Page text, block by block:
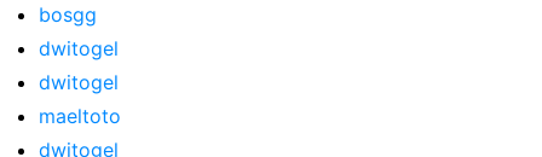
bosgg
dwitogel
dwitogel
maeltoto
dwitogel